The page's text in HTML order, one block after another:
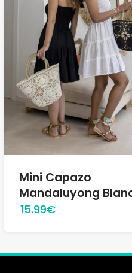
Mini Capazo
Mandaluyong
15.99€